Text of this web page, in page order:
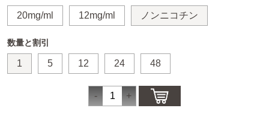
20mg/ml 12mg/ml ノンニコチン
数量と割引
1 5 12 24 48